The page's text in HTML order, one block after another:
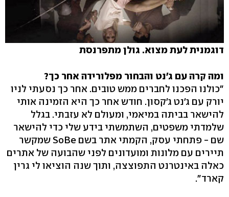
דוגמנית לעת מצוא. גולן מתפרנסת
ומה קרה עם ג'נט והבחור מפלורידה אחר כך?
"כולנו הפכנו לחברים ממש טובים. אחר כך נסעתי לניו
יורק עם ג'נט ג'קסון. חודש אחר כך היא הזמינה אותי
להישאר בביתה במיאמי, ומעולם לא עזבתי. בגלל
שלמדתי משפטים, השתמשתי בידע שלי כדי להישאר
שם - פתחתי עסק, הקמתי אתר בשם SoBe שמקשר
תיירים עם מלונות ומועדונים לפני שהבועה של אתרים
כאלה באינטרנט התפוצצה, ותוך שנה הוציאו לי גרין
קארד".